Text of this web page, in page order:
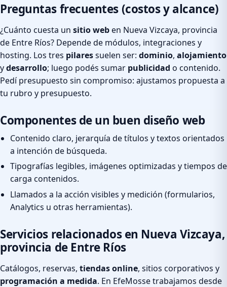
Preguntas frecuentes (costos y alcance)
¿Cuánto cuesta un sitio weben Nueva Vizcaya, provincia
de Entre Ríos? Depende de módulos, integraciones y
hosting. Los tres pilaressuelen ser: dominio, alojamiento
ydesarrollo; luego podés sumar publicidad o contenido.
Pedí presupuesto sin compromiso: ajustamos propuesta a
tu rubro y presupuesto.
Componentes de un buen diseño web
Contenido claro, jerarquía de títulos y textos orientados
a intención de búsqueda.
Tipografías legibles, imágenes optimizadas y tiempos de
carga contenidos.
Llamados a la acción visibles y medición (formularios,
Analytics u otras herramientas).
Servicios relacionados en Nueva Vizcaya,
provincia de Entre Ríos
Catálogos, reservas, tiendas online, sitios corporativos y
programación a medida. En EfeMosse trabajamos desde